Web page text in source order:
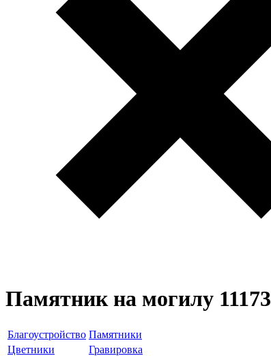
Памятник на могилу 11173
Благоустройство Памятники
Цветники
Гравировка